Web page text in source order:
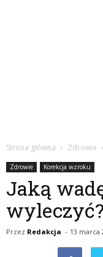
Strona główna Zdrowie
Zdrowie Korekcja wzroku
Jaką
wyleczyć?
Przez Redakcja - 13 marca